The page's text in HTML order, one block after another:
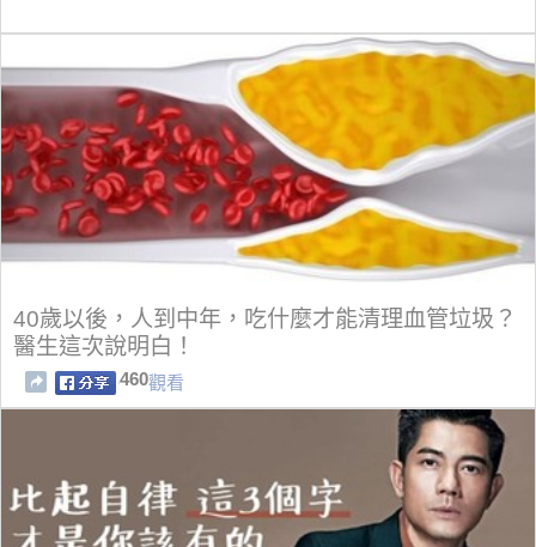
40歲以後，人到中年，吃什麼才能清理血管垃圾？
醫生這次說明白！
460觀看